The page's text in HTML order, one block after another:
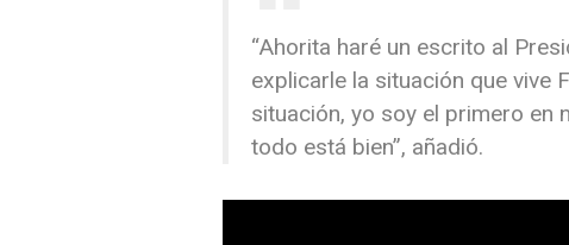
“Ahorita haré un escrito al
explicarle la situación que vive
situación, yo soy el primero en
todo está bien”, añadió.